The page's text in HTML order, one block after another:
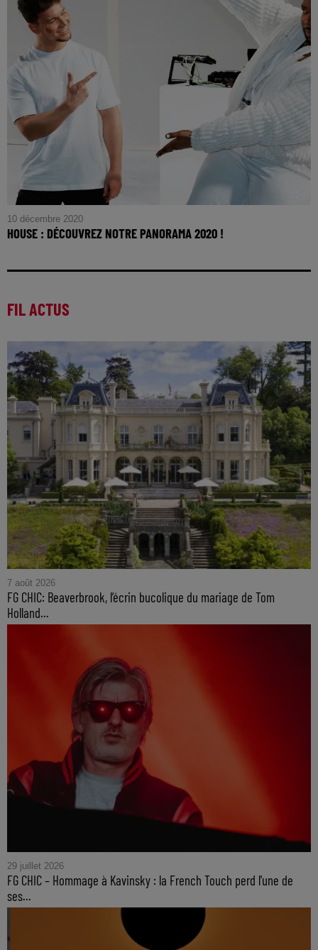
10 décembre 2020
HOUSE : DÉCOUVREZ NOTRE PANORAMA 2020 !
FIL ACTUS
7 août 2026
FG CHIC: Beaverbrook, l’écrin bucolique du mariage de Tom
Holland...
29 juillet 2026
FG CHIC – Hommage à Kavinsky : la French Touch perd l'une de
ses...